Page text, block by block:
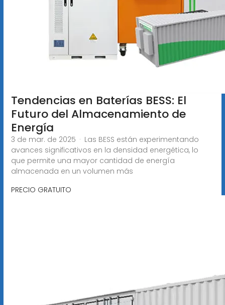
Tendencias en Baterías BESS: El
Futuro del Almacenamiento de
Energía
3 de mar. de 2025 · Las BESS están experimentando
avances significativos en la densidad energética, lo
que permite una mayor cantidad de energía
almacenada en un volumen más
PRECIO GRATUITO